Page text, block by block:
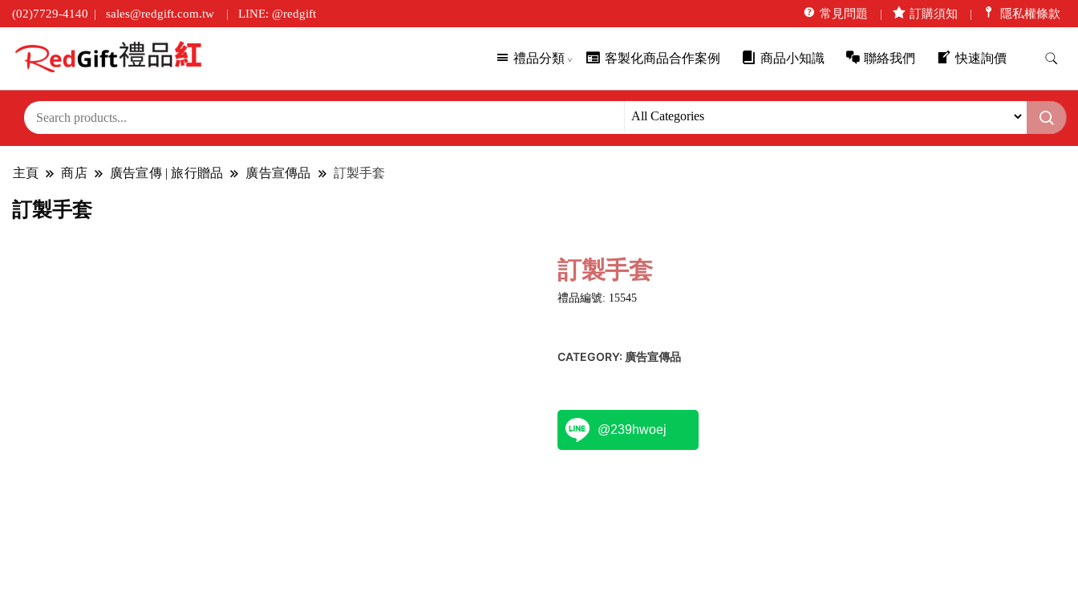
(02)7729-4140 sales@redgift.com.tw LINE: @redgift 常見問題 訂購須知 隱私權條款
禮品分類 客製化商品合作案例 商品小知識 聯絡我們 快速詢價
主頁 商店 廣告宣傳 | 旅行贈品 廣告宣傳品 訂製手套
訂製手套
訂製手套
禮品編號: 15545
CATEGORY: 廣告宣傳品
@239hwoej